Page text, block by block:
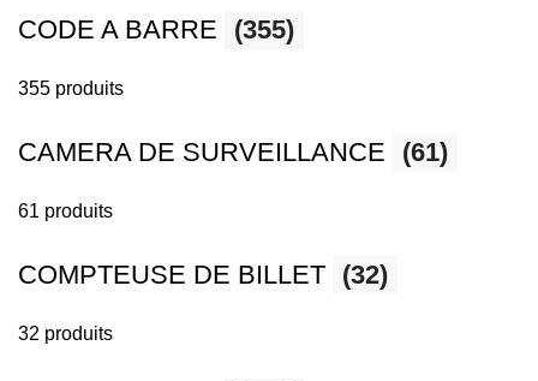
CODE A BARRE (355)
355 produits
CAMERA DE SURVEILLANCE (61)
61 produits
COMPTEUSE DE BILLET (32)
32 produits